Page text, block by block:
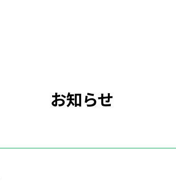
お知らせ